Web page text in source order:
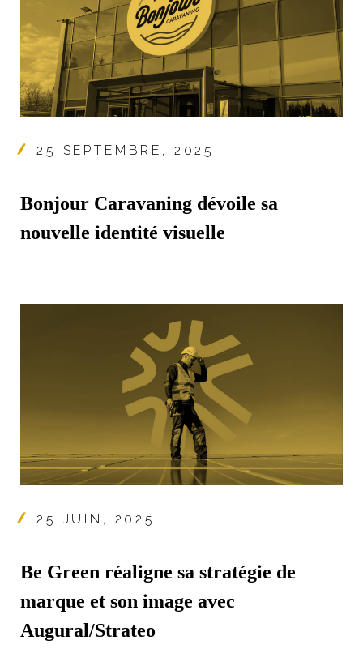
25 SEPTEMBRE, 2025
Bonjour Caravaning dévoile sa
nouvelle identité visuelle
25 JUIN, 2025
Be Green réaligne sa stratégie de
marque et son image avec
Augural/Strateo